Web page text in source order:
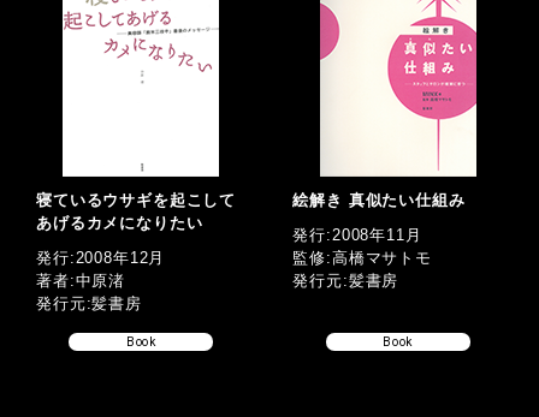
寝ているウサギを起こして
あげるカメになりたい
発行:2008年12月
著者:中原渚
発行元:髪書房
Book
絵解き 真似たい仕組み
発行:2008年11月
監修:高橋マサトモ
発行元:髪書房
Book